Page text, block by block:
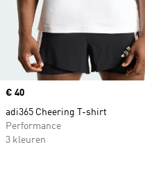
Price
€ 40
adi365 Cheering T-shirt
Performance
3 kleuren